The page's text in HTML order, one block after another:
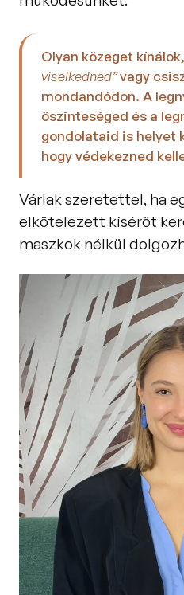
Olyan közeget
viselkedned” vagy
mondandódon. A
őszinteséged és a
gondolataid is helyet
hogy védekezned
Várlak szeretettel, ha
elkötelezett kísérőt
maszkok nélkül